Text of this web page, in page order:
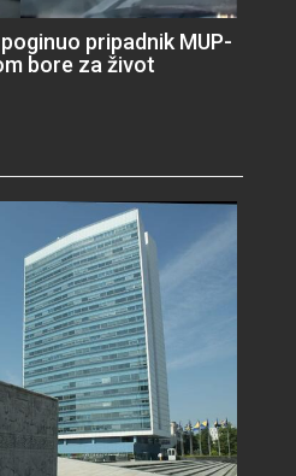
pripadnik MUP-
bore za život